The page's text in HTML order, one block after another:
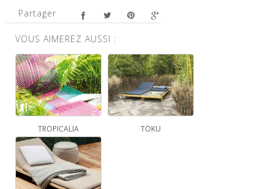
Partager
VOUS AIMEREZ AUSSI :
TROPICALIA TOKU